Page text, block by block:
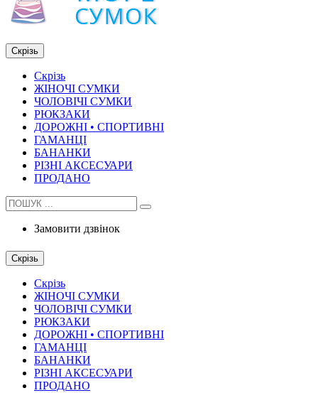
Скрізь
Скрізь
ЖІНОЧІ СУМКИ
ЧОЛОВІЧІ СУМКИ
РЮКЗАКИ
ДОРОЖНІ • СПОРТИВНІ
ГАМАНЦІ
БАНАНКИ
РІЗНІ АКСЕСУАРИ
ПРОДАНО
Замовити дзвінок
Скрізь
Скрізь
ЖІНОЧІ СУМКИ
ЧОЛОВІЧІ СУМКИ
РЮКЗАКИ
ДОРОЖНІ • СПОРТИВНІ
ГАМАНЦІ
БАНАНКИ
РІЗНІ АКСЕСУАРИ
ПРОДАНО